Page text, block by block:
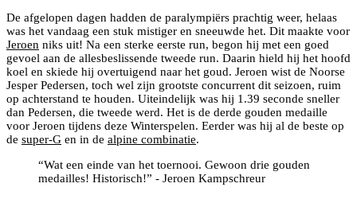
De afgelopen dagen hadden de paralympiërs prachtig weer, helaas
was het vandaag een stuk mistiger en sneeuwde het. Dit maakte voor
Jeroen niks uit! Na een sterke eerste run, begon hij met een goed
gevoel aan de allesbeslissende tweede run. Daarin hield hij het hoofd
koel en skiede hij overtuigend naar het goud. Jeroen wist de Noorse
Jesper Pedersen, toch wel zijn grootste concurrent dit seizoen, ruim
op achterstand te houden. Uiteindelijk was hij 1.39 seconde sneller
dan Pedersen, die tweede werd. Het is de derde gouden medaille
voor Jeroen tijdens deze Winterspelen. Eerder was hij al de beste op
de super-G en in de alpine combinatie.
“Wat een einde van het toernooi. Gewoon drie gouden
medailles! Historisch!” - Jeroen Kampschreur